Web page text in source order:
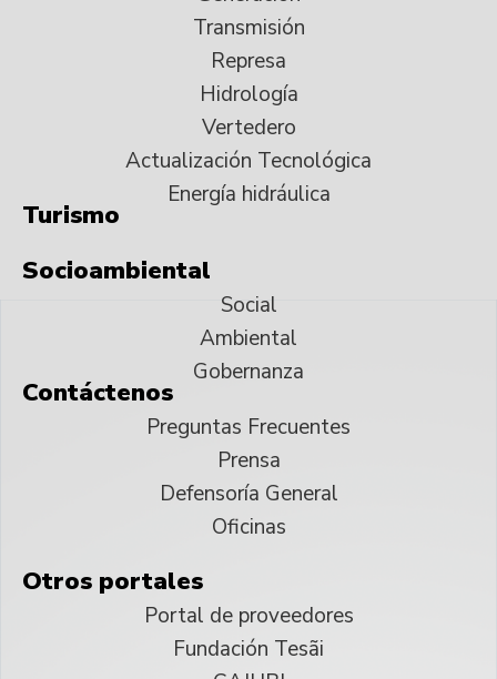
Transmisión
Represa
Hidrología
Vertedero
Actualización Tecnológica
Energía hidráulica
Turismo
Socioambiental
Social
Ambiental
Gobernanza
Contáctenos
Preguntas Frecuentes
Prensa
Defensoría General
Oficinas
Otros portales
Portal de proveedores
Fundación Tesãi